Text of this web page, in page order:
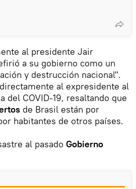
al presidente Jair
a su gobierno como un
y destrucción nacional".
al expresidente al
del COVID-19, resaltando que
de Brasil están por
habitantes de otros países.
al pasado Gobierno